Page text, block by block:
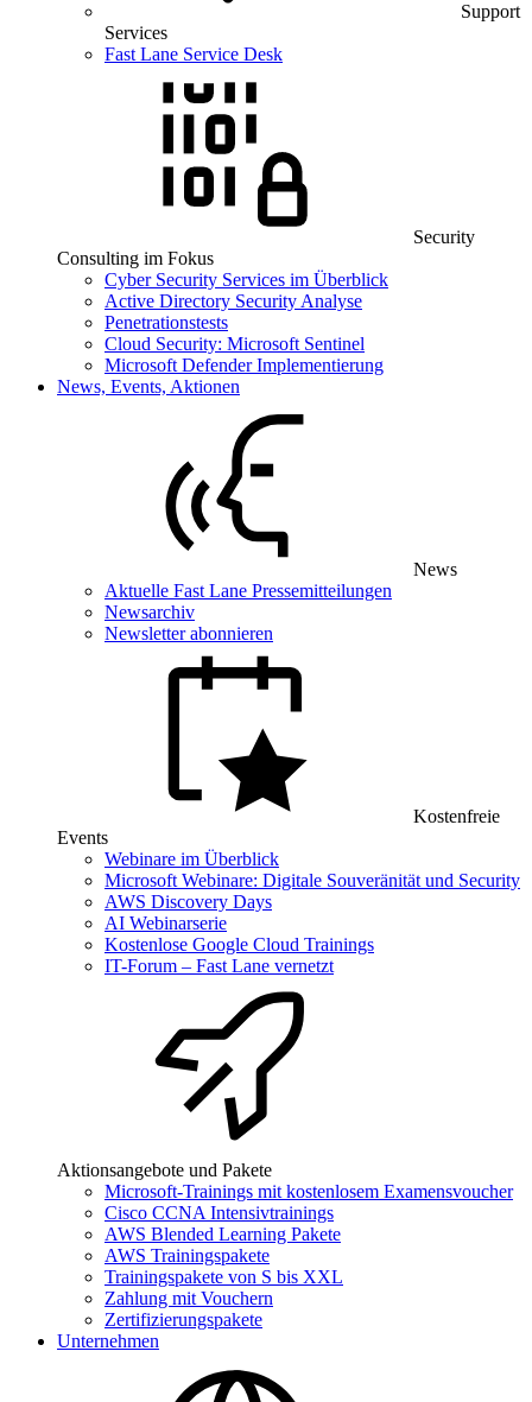
Support
Services
Fast Lane Service Desk
Security
Consulting im Fokus
Cyber Security Services im Überblick
Active Directory Security Analyse
Penetrationstests
Cloud Security: Microsoft Sentinel
Microsoft Defender Implementierung
News, Events, Aktionen
News
Aktuelle Fast Lane Pressemitteilungen
Newsarchiv
Newsletter abonnieren
Kostenfreie
Events
Webinare im Überblick
Microsoft Webinare: Digitale Souveränität und Security
AWS Discovery Days
AI Webinarserie
Kostenlose Google Cloud Trainings
IT-Forum – Fast Lane vernetzt
Aktionsangebote und Pakete
Microsoft-Trainings mit kostenlosem Examensvoucher
Cisco CCNA Intensivtrainings
AWS Blended Learning Pakete
AWS Trainingspakete
Trainingspakete von S bis XXL
Zahlung mit Vouchern
Zertifizierungspakete
Unternehmen